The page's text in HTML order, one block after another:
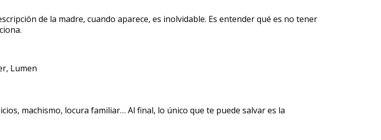
de la madre, cuando aparece, es inolvidable. Es entender qué es no tener
Lumen
machismo, locura familiar… Al final, lo único que te puede salvar es la